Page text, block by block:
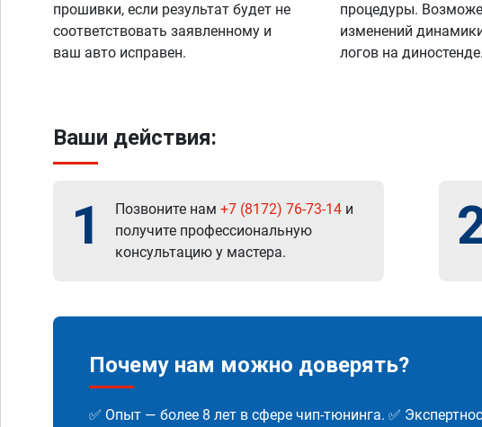
прошивки, если результат будет не
соответствовать заявленному и
ваш авто исправен.
процедуры.
изменений
логов на диностенде.
Ваши действия:
1 Позвоните нам +7 (8172) 76-73-14 и
получите профессиональную
консультацию у мастера.
Почему нам можно доверять?
✅ Опыт — более 8 лет в сфере чип-тюнинга. ✅